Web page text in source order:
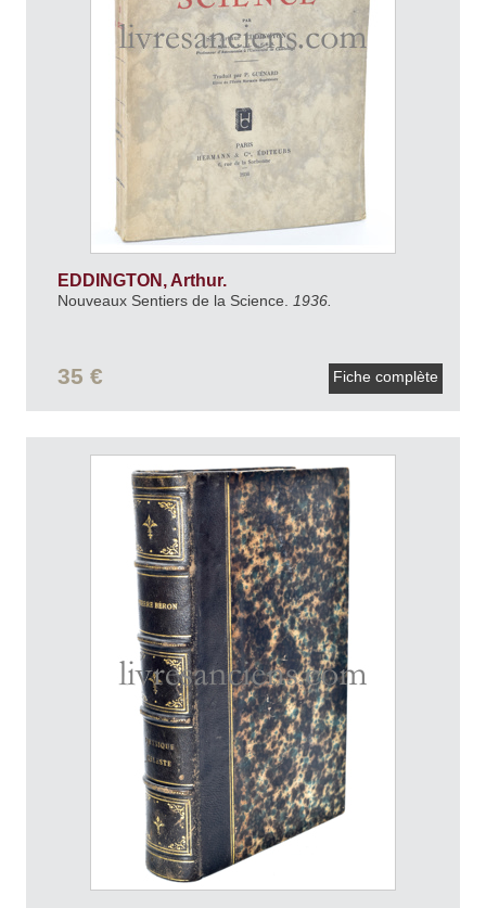
EDDINGTON, Arthur.
Nouveaux Sentiers de la Science. 1936.
35 € Fiche complète